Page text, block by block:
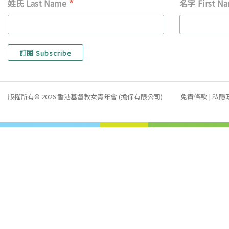
姓氏 Last Name * 名字 First
版權所有© 2026 香港基督教女青年會 (擔保有限公司) 免責條款 | 私隱